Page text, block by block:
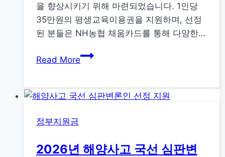
을 향상시키기 위해 마련되었습니다. 1인당
35만원의 평생교육이용권을 지원하며, 선정
된 분들은 NH농협 채움카드를 통해 다양한…
Read More2026
상
애
정부지원금
2026년 해양사고 국선 심판변